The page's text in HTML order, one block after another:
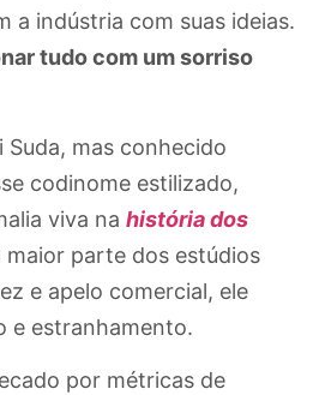
a indústria com suas ideias.
tudo com um sorriso
mas conhecido
codinome estilizado,
viva na história dos
maior parte dos estúdios
e apelo comercial, ele
e estranhamento.
por métricas de